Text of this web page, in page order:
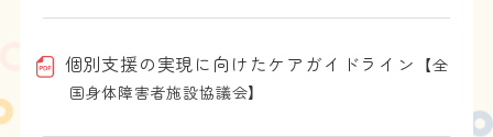
個別支援の実現に向けたケアガイドライン 【全
国身体障害者施設協議会】